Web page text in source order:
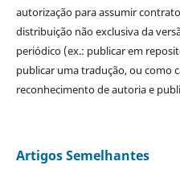
autorização para assumir
distribuição não exclusiva da
periódico (ex.: publicar em
publicar uma tradução, ou como
reconhecimento de autoria e
Artigos Semelhantes